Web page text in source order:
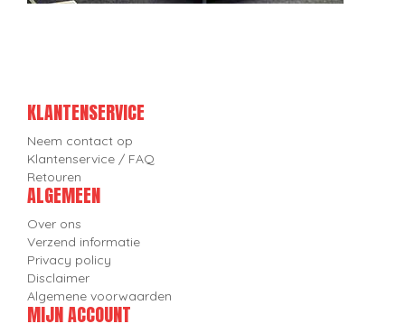
KLANTENSERVICE
Neem contact op
Klantenservice / FAQ
Retouren
ALGEMEEN
Over ons
Verzend informatie
Privacy policy
Disclaimer
Algemene voorwaarden
MIJN ACCOUNT